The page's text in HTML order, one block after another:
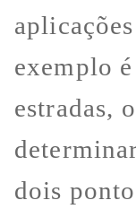
exemplo
estradas,
dois